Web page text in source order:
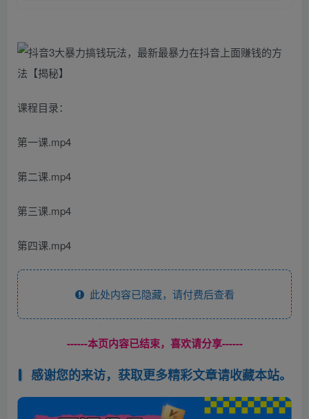
课程目录：
第一课.mp4
第二课.mp4
第三课.mp4
第四课.mp4
此处内容已隐藏，请付费后查看
------本页内容已结束，喜欢请分享------
感谢您的来访，获取更多精彩文章请收藏本站。